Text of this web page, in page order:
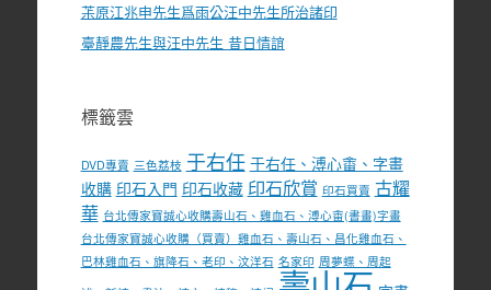
茮原江兆申先生爲雨公汪中先生所治諸印
臺靜農先生與汪中先生 昔日情誼
標籤雲
DVD專賣 三色荔枝 于右任 于右任、溥心畬、字畫
收購 印石入門 印石收藏 印石欣賞 印石買賣 古耀
華 台北傳家寶誠心收購壽山石、雞血石、溥心畬(書畫)字畫
台北傳家寶誠心收購（買賣）雞血石、壽山石、昌化雞血石、
巴林雞血石、旗降石、老印、汶洋石 名家印 周夢蝶、周起